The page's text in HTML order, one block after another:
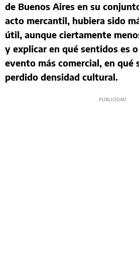
de Buenos Aires en su
acto mercantil, hubiera sido
útil, aunque ciertamente
y explicar en qué sentidos es
evento más comercial, en qué
perdido densidad cultural.